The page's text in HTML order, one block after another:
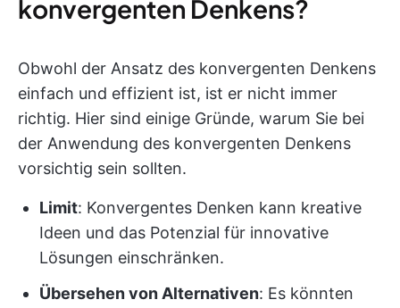
konvergenten Denkens?
Obwohl der Ansatz des konvergenten Denkens
einfach und effizient ist, ist er nicht immer
richtig. Hier sind einige Gründe, warum Sie bei
der Anwendung des konvergenten Denkens
vorsichtig sein sollten.
Limit: Konvergentes Denken kann kreative
Ideen und das Potenzial für innovative
Lösungen einschränken.
Übersehen von Alternativen: Es könnten